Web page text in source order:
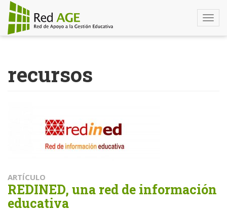
contenido
principal
recursos
ARTÍCULO
REDINED, una red de información
educativa